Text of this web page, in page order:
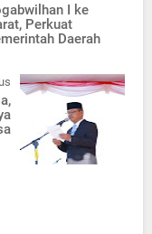
I ke
Perkuat
Daerah